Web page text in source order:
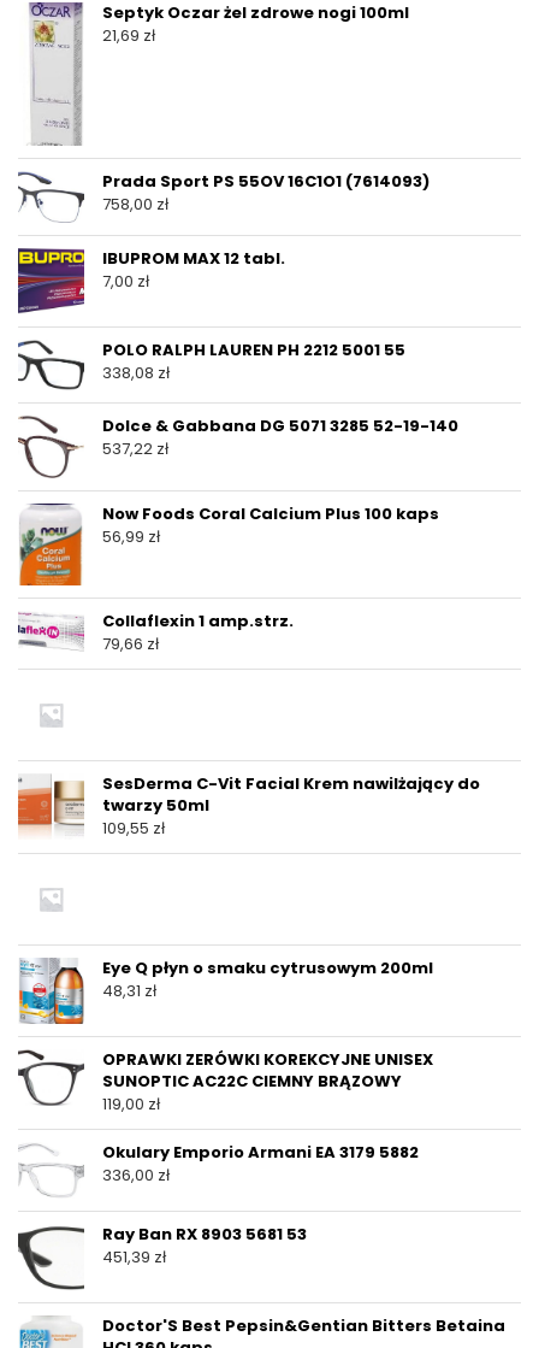
Septyk Oczar żel zdrowe nogi 100ml
21,69 zł
Prada Sport PS 55OV 16C1O1 (7614093)
758,00 zł
IBUPROM MAX 12 tabl.
7,00 zł
POLO RALPH LAUREN PH 2212 5001 55
338,08 zł
Dolce & Gabbana DG 5071 3285 52-19-140
537,22 zł
Now Foods Coral Calcium Plus 100 kaps
56,99 zł
Collaflexin 1 amp.strz.
79,66 zł
SesDerma C-Vit Facial Krem nawilżający do
twarzy 50ml
109,55 zł
Eye Q płyn o smaku cytrusowym 200ml
48,31 zł
OPRAWKI ZERÓWKI KOREKCYJNE UNISEX
SUNOPTIC AC22C CIEMNY BRĄZOWY
119,00 zł
Okulary Emporio Armani EA 3179 5882
336,00 zł
Ray Ban RX 8903 5681 53
451,39 zł
Doctor'S Best Pepsin&Gentian Bitters Betaina